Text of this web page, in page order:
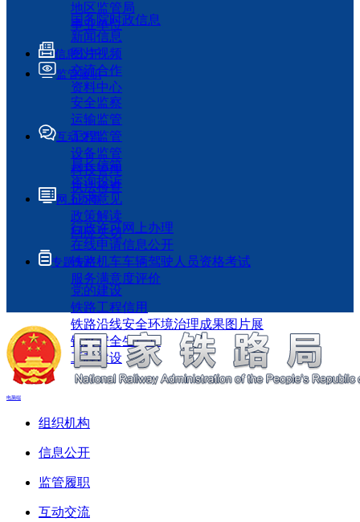
地区监管局
事业单位
国务院时政信息
新闻信息
图片视频
交流合作
资料中心
信息公开
监管履职
安全监察
运输监管
工程监管
设备监管
科技管理
执法检查
互动交流
局长信箱
咨询投诉
征求意见
政策解读
回应关切
网上办事
行政许可网上办理
在线申请信息公开
铁路机车车辆驾驶人员资格考试
服务满意度评价
专题专栏
党的建设
铁路工程信用
铁路沿线安全环境治理成果图片展
铁路安全生产月
工程建设
电脑端
组织机构
信息公开
监管履职
互动交流